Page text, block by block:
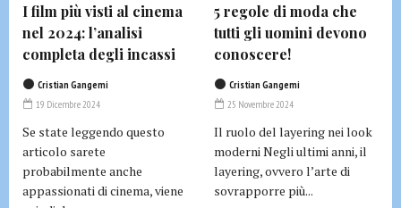
I film più visti al cinema
nel 2024: l’analisi
completa degli incassi
Cristian Gangemi
19 Dicembre 2024
Se state leggendo questo
articolo sarete
probabilmente anche
appassionati di cinema, viene
5 regole di moda che
tutti gli uomini devono
conoscere!
Cristian Gangemi
25 Novembre 2024
Il ruolo del layering nei look
moderni Negli ultimi anni, il
layering, ovvero l’arte di
sovrapporre più...